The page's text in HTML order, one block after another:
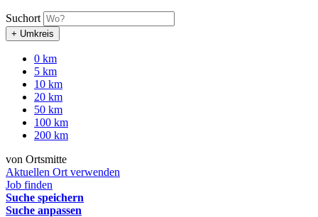
Suchort
+ Umkreis
0 km
5 km
10 km
20 km
50 km
100 km
200 km
von Ortsmitte
Aktuellen Ort verwenden
Job finden
Suche speichern
Suche anpassen